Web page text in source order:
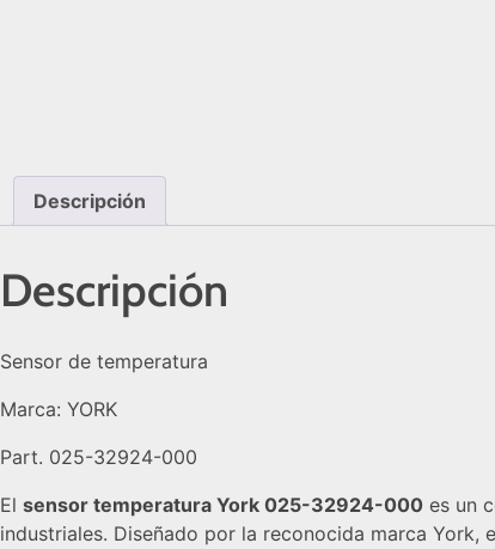
Descripción
Descripción
Sensor de temperatura
Marca: YORK
Part. 025-32924-000
El sensor temperatura York 025-32924-000 es un
industriales. Diseñado por la reconocida marca York,